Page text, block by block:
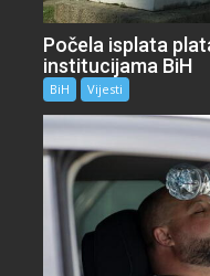
Počela isplata
institucijama BiH
BiH Vijesti